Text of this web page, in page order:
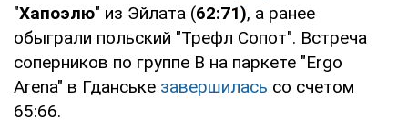
"Хапоэлю" из Эйлата (62:71), а ранее
обыграли польский "Трефл Сопот". Встреча
соперников по группе B на паркете "Ergo
Arena" в Гданське завершилась со счетом
65:66.